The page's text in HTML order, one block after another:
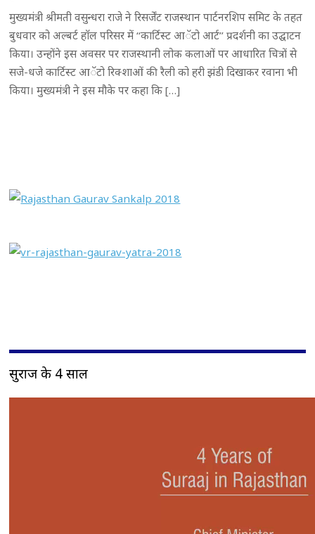
मुख्यमंत्री श्रीमती वसुन्धरा राजे ने रिसर्जेंट राजस्थान पार्टनरशिप समिट के तहत
बुधवार को अल्बर्ट हाॅल परिसर में ‘‘कार्टिस्ट आॅटो आर्ट’’ प्रदर्शनी का उद्घाटन
किया। उन्होंने इस अवसर पर राजस्थानी लोक कलाओं पर आधारित चित्रों से
सजे-धजे कार्टिस्ट आॅटो रिक्शाओं की रैली को हरी झंडी दिखाकर रवाना भी
किया। मुख्यमंत्री ने इस मौके पर कहा कि […]
सुराज के 4 साल